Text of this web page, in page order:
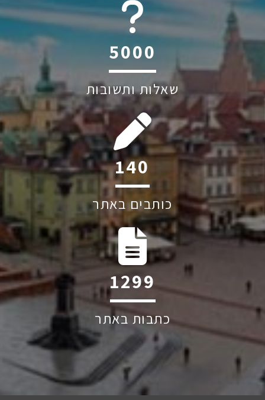
6045
שאלות ותשובות
190
כותבים באתר
1765
כתבות באתר